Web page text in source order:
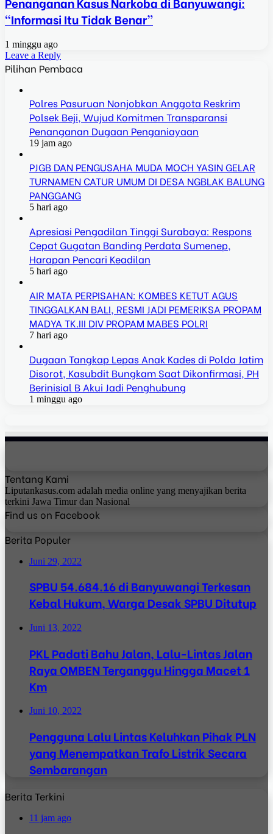
“Informasi Itu Tidak Benar”
1 minggu ago
Leave a Reply
Pilihan Pembaca
Polres Pasuruan Nonjobkan Anggota Reskrim
Polsek Beji, Wujud Komitmen Transparansi
Penanganan Dugaan Penganiayaan
19 jam ago
PJGB DAN PENGUSAHA MUDA MOCH YASIN GELAR
TURNAMEN CATUR UMUM DI DESA NGBLAK BALUNG
PANGGANG
5 hari ago
Apresiasi Pengadilan Tinggi Surabaya: Respons
Cepat Gugatan Banding Perdata Sumenep,
Harapan Pencari Keadilan
5 hari ago
AIR MATA PERPISAHAN: KOMBES KETUT AGUS
TINGGALKAN BALI, RESMI JADI PEMERIKSA PROPAM
MADYA TK.III DIV PROPAM MABES POLRI
7 hari ago
Dugaan Tangkap Lepas Anak Kades di Polda Jatim
Disorot, Kasubdit Bungkam Saat Dikonfirmasi, PH
Berinisial B Akui Jadi Penghubung
1 minggu ago
Tentang Kami
Liputankasus.com adalah media online yang menyajikan berita
terkini Jawa Timur dan Nasional
Find us on Facebook
Berita Populer
Juni 29, 2022
SPBU 54.684.16 di Banyuwangi Terkesan
Kebal Hukum, Warga Desak SPBU Ditutup
Juni 13, 2022
PKL Padati Bahu Jalan, Lalu-Lintas Jalan
Raya OMBEN Terganggu Hingga Macet 1
Km
Juni 10, 2022
Pengguna Lalu Lintas Keluhkan Pihak PLN
yang Menempatkan Trafo Listrik Secara
Sembarangan
Berita Terkini
11 jam ago